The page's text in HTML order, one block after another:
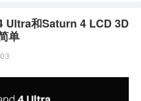
Ultra和Saturn 4 LCD 3D
单